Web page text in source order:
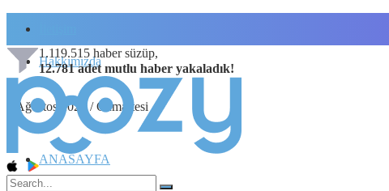
Hakkımızda
8 Ağustos 2026 / Cumartesi
1.119.515 haber süzüp,
12.781 adet mutlu haber yakaladık!
ANASAYFA